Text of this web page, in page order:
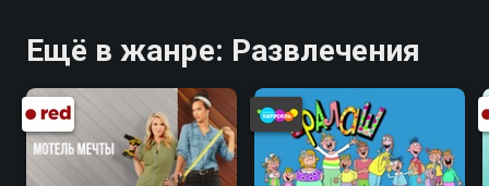
Ещё в жанре: Развлечения